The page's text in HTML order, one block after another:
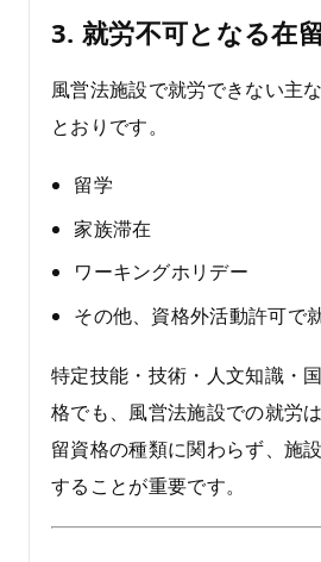
3. 就労不可となる在
風営法施設で就労できない主
とおりです。
留学
家族滞在
ワーキングホリデー
その他、資格外活動許可で
特定技能・技術・人文知識・
格でも、風営法施設での就労
留資格の種類に関わらず、施
することが重要です。